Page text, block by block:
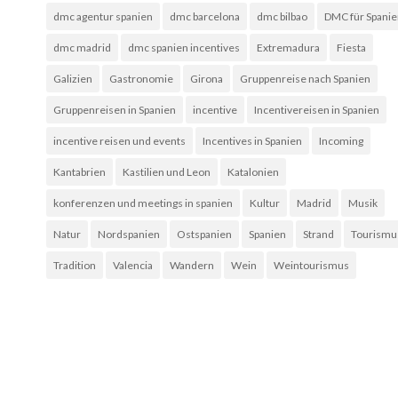
dmc agentur spanien dmc barcelona dmc bilbao DMC für
dmc madrid dmc spanien incentives Extremadura Fiesta
Galizien Gastronomie Girona Gruppenreise nach Spanien
Gruppenreisen in Spanien incentive Incentivereisen in Spanien
incentive reisen und events Incentives in Spanien Incoming
Kantabrien Kastilien und Leon Katalonien
konferenzen und meetings in spanien Kultur Madrid Musik
Natur Nordspanien Ostspanien Spanien Strand
Tradition Valencia Wandern Wein Weintourismus